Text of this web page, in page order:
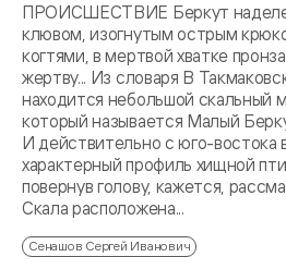
ПРОИСШЕСТВИЕ Беркут
клювом, изогнутым острым
когтями, в мертвой хватке
жертву... Из словаря В
находится небольшой скальный
который называется Малый
И действительно с юго-востока
характерный профиль хищной
повернув голову, кажется,
Скала расположена...
Сенашов Сергей Иванович